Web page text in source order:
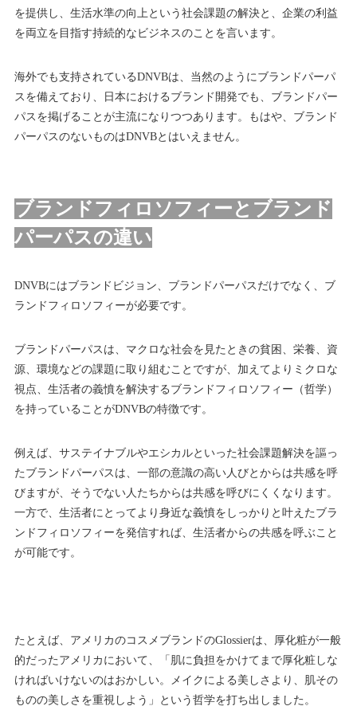
を提供し、生活水準の向上という社会課題の解決と、企業の利益
を両立を目指す持続的なビジネスのことを言います。
海外でも支持されているDNVBは、当然のようにブランドパーパ
スを備えており、日本におけるブランド開発でも、ブランドパー
パスを掲げることが主流になりつつあります。もはや、ブランド
パーパスのないものはDNVBとはいえません。
ブランドフィロソフィーとブランド
パーパスの違い
DNVBにはブランドビジョン、ブランドパーパスだけでなく、ブ
ランドフィロソフィーが必要です。
ブランドパーパスは、マクロな社会を見たときの貧困、栄養、資
源、環境などの課題に取り組むことですが、加えてよりミクロな
視点、生活者の義憤を解決するブランドフィロソフィー（哲学）
を持っていることがDNVBの特徴です。
例えば、サステイナブルやエシカルといった社会課題解決を謳っ
たブランドパーパスは、一部の意識の高い人びとからは共感を呼
びますが、そうでない人たちからは共感を呼びにくくなります。
一方で、生活者にとってより身近な義憤をしっかりと叶えたブラ
ンドフィロソフィーを発信すれば、生活者からの共感を呼ぶこと
が可能です。
たとえば、アメリカのコスメブランドのGlossierは、厚化粧が一般
的だったアメリカにおいて、「肌に負担をかけてまで厚化粧しな
ければいけないのはおかしい。メイクによる美しさより、肌その
ものの美しさを重視しよう」という哲学を打ち出しました。